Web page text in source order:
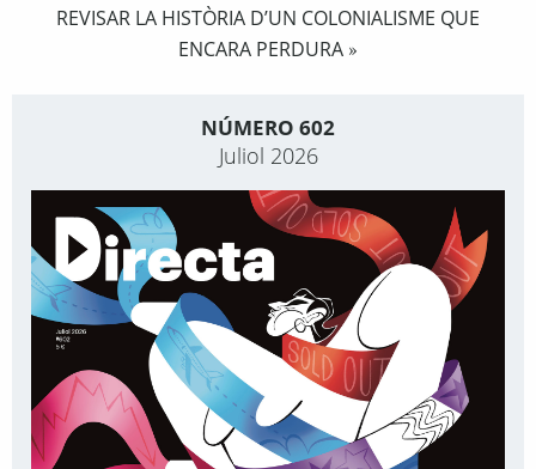
REVISAR LA HISTÒRIA D’UN COLONIALISME QUE
ENCARA PERDURA »
NÚMERO 602
Juliol 2026